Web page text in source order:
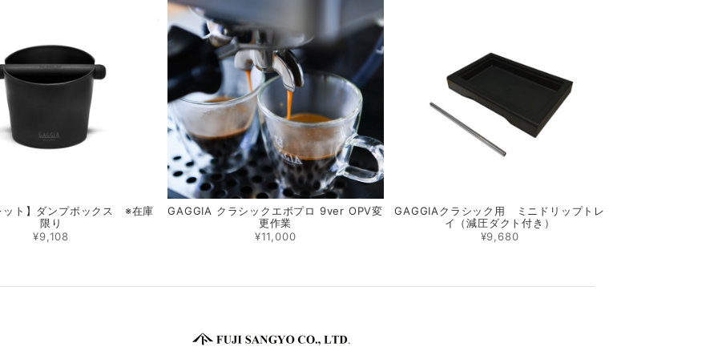
ット】ダンプボックス ※在庫
限り
¥9,108
GAGGIA クラシックエボプロ 9ver OPV変
更作業
¥11,000
GAGGIAクラシック用 ミニドリップトレ
イ（減圧ダクト付き）
¥9,680